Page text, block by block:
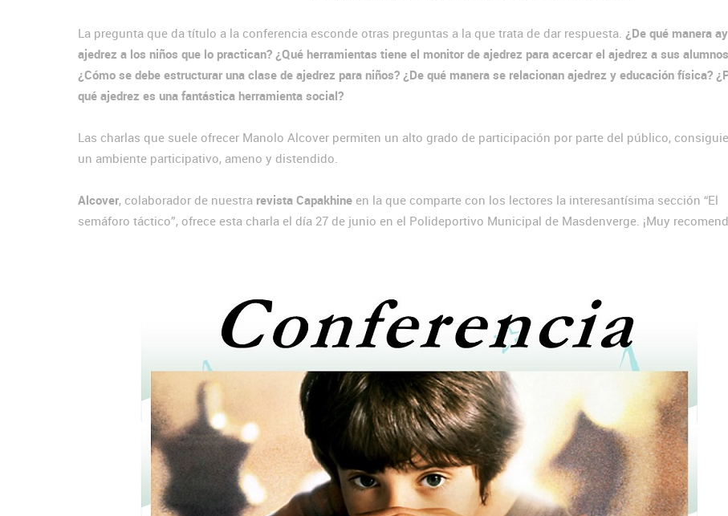
La pregunta que da título a la conferencia esconde otras preguntas a la que trata de dar respuesta. ¿De qué manera
ajedrez a los niños que lo practican? ¿Qué herramientas tiene el monitor de ajedrez para acercar el ajedrez a sus
¿Cómo se debe estructurar una clase de ajedrez para niños? ¿De qué manera se relacionan ajedrez y educación física?
qué ajedrez es una fantástica herramienta social?
Las charlas que suele ofrecer Manolo Alcover permiten un alto grado de participación por parte del público,
un ambiente participativo, ameno y distendido.
Alcover, colaborador de nuestra revista Capakhine en la que comparte con los lectores la interesantísima sección “El
semáforo táctico”, ofrece esta charla el día 27 de junio en el Polideportivo Municipal de Masdenverge. ¡Muy